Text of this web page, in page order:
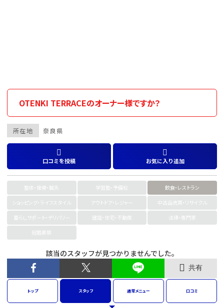
OTENKI TERRACEのオーナー様ですか？
所在地 奈良県
口コミを投稿 お気に入り追加
整体・接骨・鍼灸 学習塾・予備校
飲食・レストラン
ショッピング・ライフスタイル
アウトドア・レジャー
中古品売買・リサイクル
暮らしサポート・デリバリー
建設・住宅・不動産
法律・専門家
冠婚葬祭
該当のスタッフが見つかりませんでした。
共有
トップ スタッフ 通常メニュー 口コミ